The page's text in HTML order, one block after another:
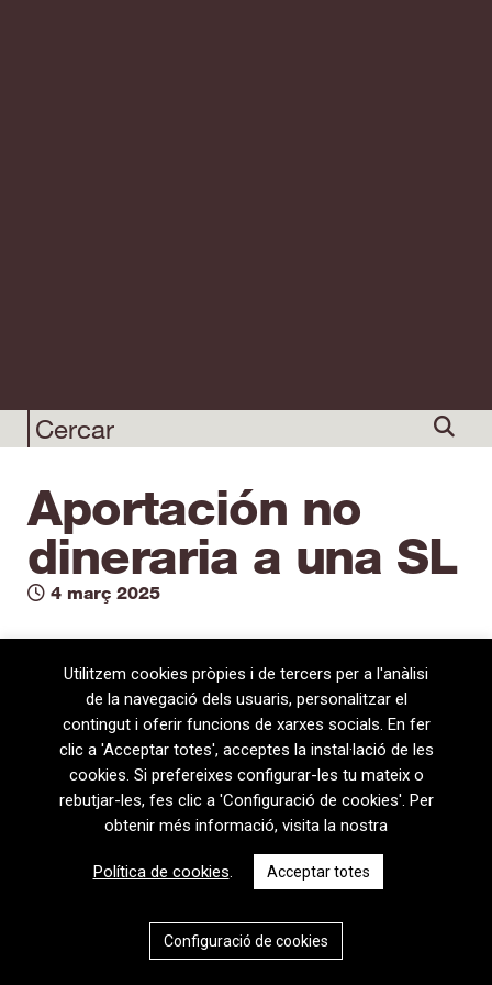
Aportación no
dineraria a una SL
4 març 2025
08720 Vilafranca del Penedès · General Prim 5, 2n · Barcelona
T+34 938 170 417 ·
+34 938 170 301
Política de privacitat|Política de cookies
CAT
ESP
Utilitzem cookies pròpies i de tercers per a l'anàlisi
de la navegació dels usuaris, personalitzar el
contingut i oferir funcions de xarxes socials. En fer
clic a 'Acceptar totes', acceptes la instal·lació de les
cookies. Si prefereixes configurar-les tu mateix o
rebutjar-les, fes clic a 'Configuració de cookies'. Per
obtenir més informació, visita la nostra
Política de cookies. Acceptar totes
Configuració de cookies